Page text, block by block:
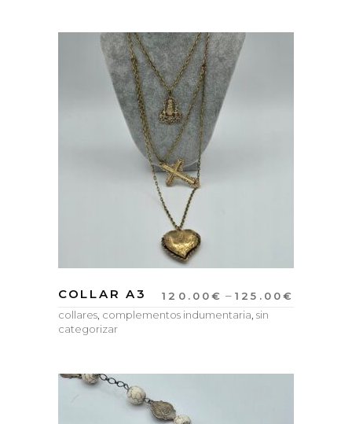
COLLAR A3 120.00€ –125.00€
collares, complementos indumentaria, sin
categorizar